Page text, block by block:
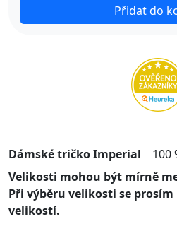
Přidat do
Dámské tričko Imperial 100
Velikosti mohou být mírně
Při výběru velikosti se
velikostí.